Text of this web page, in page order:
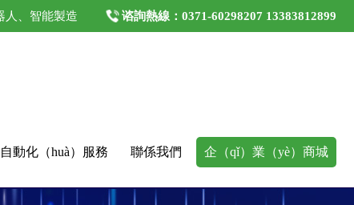
人、智能製造 谘詢熱線：0371-60298207 13383812899
動化（huà）服務 聯係我們 企（qǐ）業（yè）商城